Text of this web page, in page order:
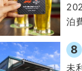
泊
8
未